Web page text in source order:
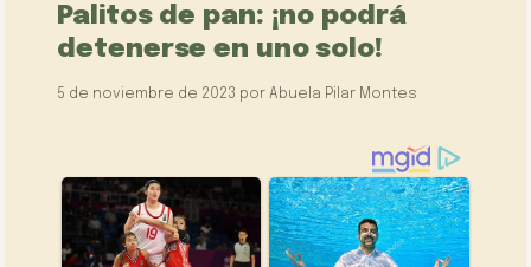
Palitos de pan: ¡no podrá
detenerse en uno solo!
5 de noviembre de 2023 por Abuela Pilar Montes